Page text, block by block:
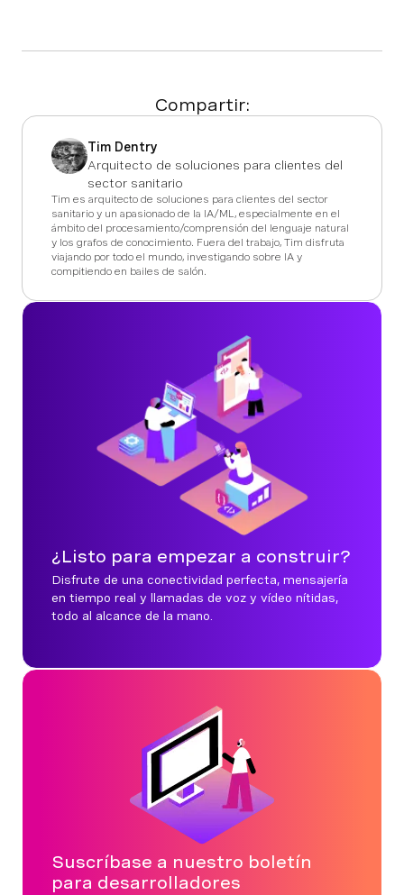
Compartir:
Tim Dentry
Arquitecto de soluciones para clientes del
sector sanitario
Tim es arquitecto de soluciones para clientes del sector
sanitario y un apasionado de la IA/ML, especialmente en el
ámbito del procesamiento/comprensión del lenguaje natural
y los grafos de conocimiento. Fuera del trabajo, Tim disfruta
viajando por todo el mundo, investigando sobre IA y
compitiendo en bailes de salón.
¿Listo para empezar a construir?
Disfrute de una conectividad perfecta, mensajería
en tiempo real y llamadas de voz y vídeo nítidas,
todo al alcance de la mano.
Suscríbase a nuestro boletín
para desarrolladores